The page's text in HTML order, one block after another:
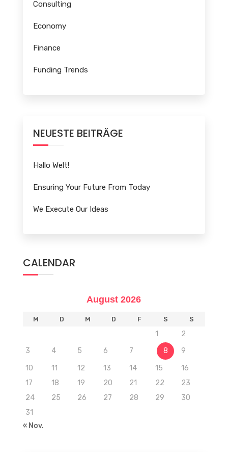
Consulting
Economy
Finance
Funding Trends
NEUESTE BEITRÄGE
Hallo Welt!
Ensuring Your Future From Today
We Execute Our Ideas
CALENDAR
August 2026
M D M D F S S
1
2
3
4 5 6 7 8
9
10
11 12 13 14 15
16
17
18 19 20 21 22
23
24
25 26 27 28 29
30
31
« Nov.